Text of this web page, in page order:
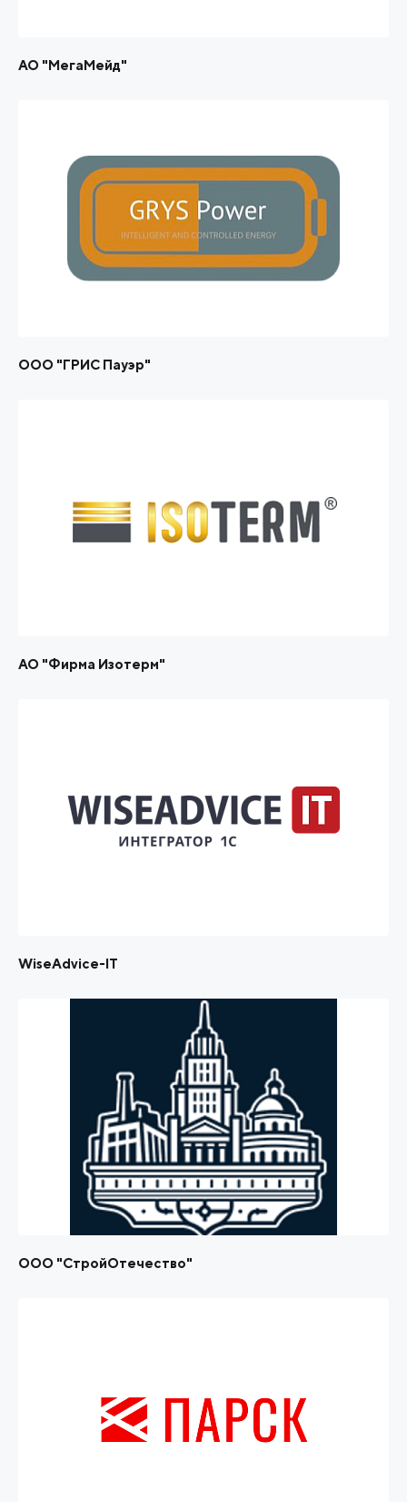
АО "МегаМейд"
ООО "ГРИС Пауэр"
АО "Фирма Изотерм"
WiseAdvice-IT
ООО "СтройОтечество"